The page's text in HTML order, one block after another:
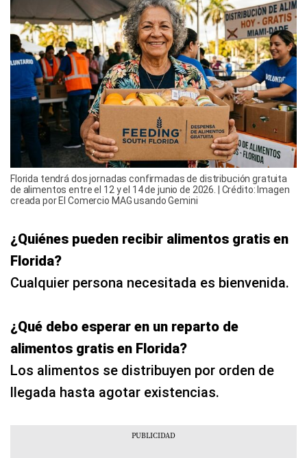
Florida tendrá dos jornadas confirmadas de distribución gratuita
de alimentos entre el 12 y el 14 de junio de 2026. | Crédito: Imagen
creada por El Comercio MAG usando Gemini
¿Quiénes pueden recibir alimentos gratis en
Florida?
Cualquier persona necesitada es bienvenida.
¿Qué debo esperar en un reparto de
alimentos gratis en Florida?
Los alimentos se distribuyen por orden de
llegada hasta agotar existencias.